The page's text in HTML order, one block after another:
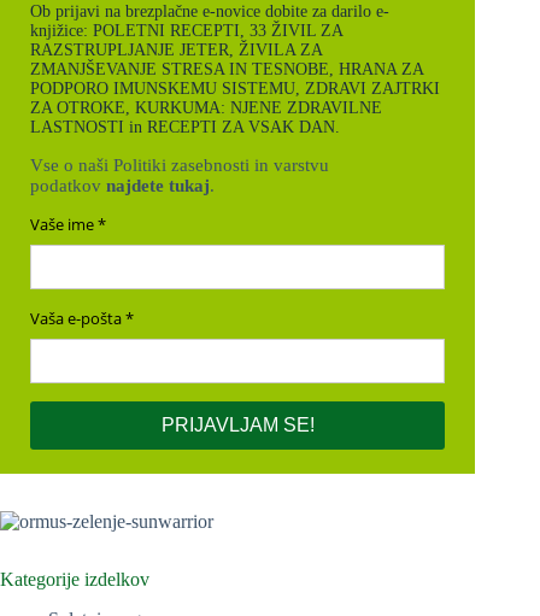
Ob prijavi na brezplačne e-novice dobite za darilo e-
knjižice: POLETNI RECEPTI, 33 ŽIVIL ZA
RAZSTRUPLJANJE JETER, ŽIVILA ZA
ZMANJŠEVANJE STRESA IN TESNOBE, HRANA ZA
PODPORO IMUNSKEMU SISTEMU, ZDRAVI ZAJTRKI
ZA OTROKE, KURKUMA: NJENE ZDRAVILNE
LASTNOSTI in RECEPTI ZA VSAK DAN.
Vse o naši Politiki zasebnosti in varstvu
podatkov najdete tukaj.
Vaše ime
Vaša e-pošta
PRIJAVLJAM SE!
Kategorije izdelkov